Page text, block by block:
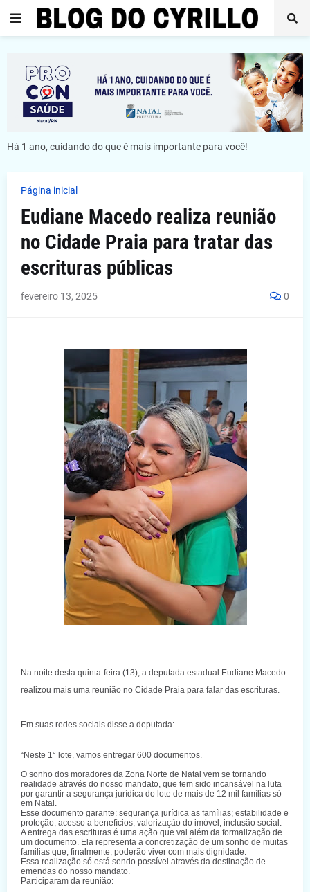
Há 1 ano, cuidando do que é mais importante para você!
Página inicial
Eudiane Macedo realiza reunião
no Cidade Praia para tratar das
escrituras públicas
fevereiro 13, 2025 0
Na noite desta quinta-feira (13), a deputada estadual Eudiane Macedo
realizou mais uma reunião no Cidade Praia para falar das escrituras.
Em suas redes sociais disse a deputada:
“Neste 1° lote, vamos entregar 600 documentos.
O sonho dos moradores da Zona Norte de Natal vem se tornando
realidade através do nosso mandato, que tem sido incansável na luta
por garantir a segurança jurídica do lote de mais de 12 mil famílias só
em Natal.
Esse documento garante: segurança jurídica as famílias; estabilidade e
proteção; acesso a benefícios; valorização do imóvel; inclusão social.
A entrega das escrituras é uma ação que vai além da formalização de
um documento. Ela representa a concretização de um sonho de muitas
familias que, finalmente, poderão viver com mais dignidade.
Essa realização só está sendo possível através da destinação de
emendas do nosso mandato.
Participaram da reunião: